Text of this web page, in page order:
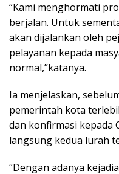
“Kami menghormati
berjalan. Untuk
akan dijalankan oleh
pelayanan kepada
normal,”katanya.
Ia menjelaskan,
pemerintah kota
dan konfirmasi kepada
langsung kedua lurah
“Dengan adanya